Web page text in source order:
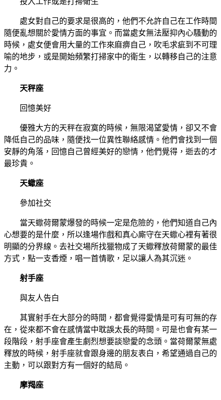
處女對自己的要求是很高的，他們不允許自己在工作時間
隨便亂想關於愛情方面的事宜。而當處女無法壓抑內心騷動的
時候，處女便會用大量的工作來麻痹自己，吹毛求疵到不可理
喻的地步，或是開始頻繁打掃家中的衛生，以轉移自己的注意
力。
天秤座
回憶美好
優雅大方的天秤在寂寞的時候，無限渴望愛情，卻又不會
降低自己的品味，隨便找一位異性聯絡感情。他們會找到一個
安靜的角落，回憶自己曾經美好的戀情，他們覺得，逝去的才
最珍貴。
天蠍座
參加社交
當天蠍荷爾蒙爆發的時候一定是危險的，他們知道自己內
心想要的是什麼，所以逢場作戲和真心廝守在天蠍心裡有著很
明顯的分界線。去社交場所找獵物成了天蠍釋放荷爾蒙的最佳
方式，點一支香煙，唱一首情歌，足以讓人為其沉迷。
射手座
與友人告白
其實射手在大部分的時間，都會覺得愛情是可有可無的存
在，從來都不會在感情當中耽誤太長的時間。可是也會有某一
段階段，射手座會產生劇烈想要談戀愛的念頭。當荷爾蒙無處
釋放的時候，射手座就會跟身邊的朋友表白，希望通過自己的
主動，可以跟對方有一個好的結局。
摩羯座